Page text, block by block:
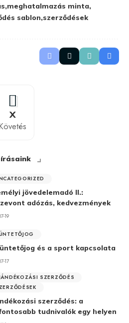
meghatalmazás minta
sablon szerződések
X
jövedelemadó II.:
adózás, kedvezmények
19
és a sport kapcsolata
17
SZERZŐDÉS
szerződés: a
tudnivalók egy helyen